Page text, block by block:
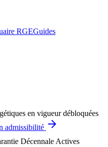
RGEGuides
en vigueur débloquées
admissibilité
Décennale Actives